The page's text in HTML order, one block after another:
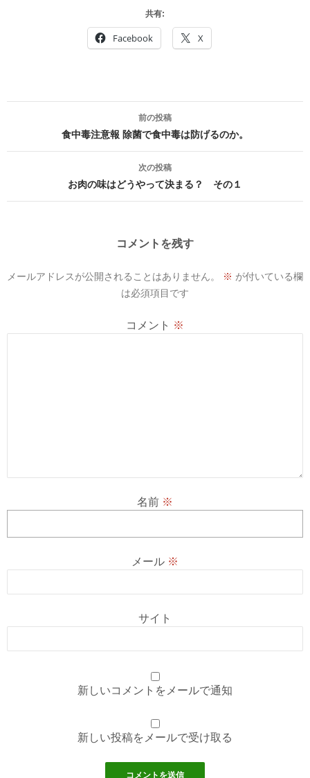
共有:
Facebook X
ョ
前の投稿
食中毒注意報 除菌で食中毒は防げるのか。
次の投稿
お肉の味はどうやって決まる？ その１
コメントを残す
メールアドレスが公開されることはありません。 ※ が付いている欄
は必須項目です
コメント ※
名前 ※
メール ※
サイト
新しいコメントをメールで通知
新しい投稿をメールで受け取る